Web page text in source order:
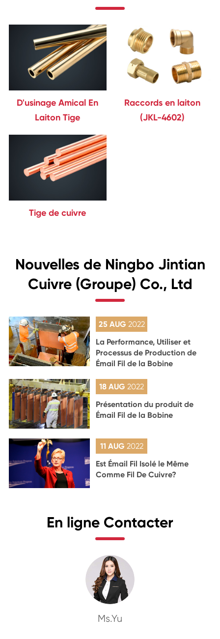
D'usinage Amical En
Laiton Tige
Raccords en laiton
(JKL-4602)
Tige de cuivre
Nouvelles de Ningbo Jintian
Cuivre (Groupe) Co., Ltd
25 AUG 2022
La Performance, Utiliser et
Processus de Production de
Émail Fil de la Bobine
18 AUG2022
Présentation du produit de
Émail Fil de la Bobine
11 AUG 2022
Est Émail Fil Isolé le Même
Comme Fil De Cuivre?
En ligne Contacter
Ms.Yu